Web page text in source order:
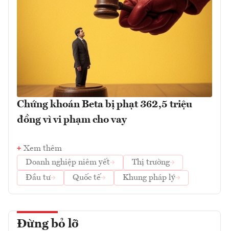
Chứng khoán Beta bị phạt 362,5 triệu
đồng vì vi phạm cho vay
Xem thêm
Doanh nghiệp niêm yết
Thị trường
Đầu tư
Quốc tế Khung pháp lý
Đừng bỏ lỡ